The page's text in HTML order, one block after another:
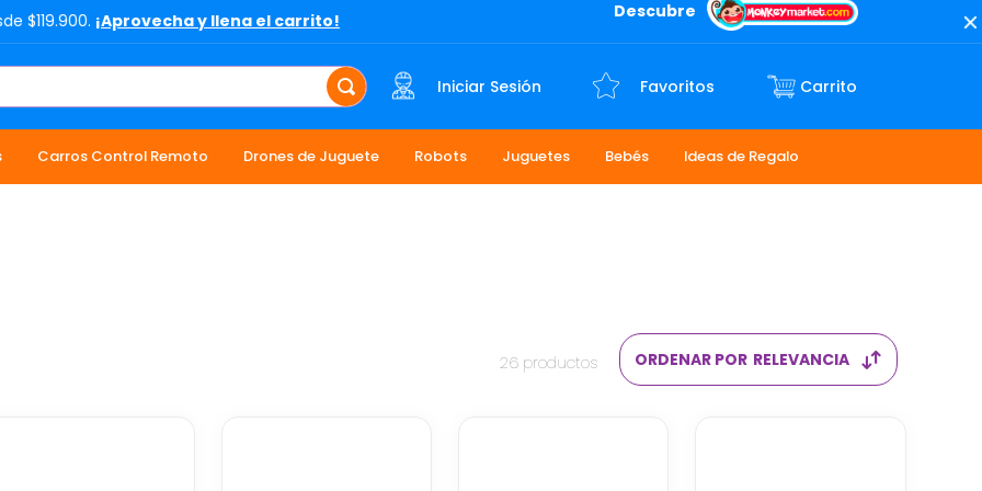
$119.900. ¡Aprovecha y llena el carrito! Descubre
Iniciar Sesión Favoritos
Carros Control Remoto Drones de Juguete Robots Juguetes Bebés Ideas de Regalo
26 productos ORDENAR POR RELEVANCIA